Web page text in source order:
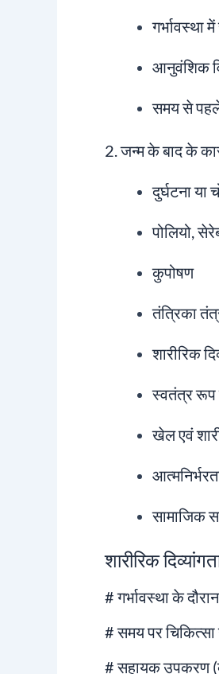
गर्भावस्था
आनुवंशिक
समय से पहले
2. जन्म के बाद के
दुर्घटना या
पोलियो,
कुपोषण
तंत्रिका
शारीरिक
स्वतंत्र रूप
खेल एवं
सामाजिक
शारीरिक
# गर्भावस्था के
# समय पर
# सहायक उपकरण